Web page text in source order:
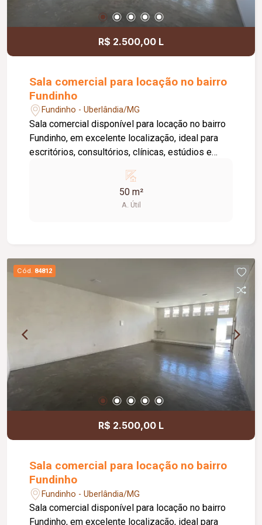
informações e agende uma visita.
R$ 2.500,00 L
Sala comercial para locação no bairro
Fundinho
Fundinho - Uberlândia/MG
Sala comercial disponível para locação no bairro
Fundinho, em excelente localização, ideal para
escritórios, consultórios, clínicas, estúdios e
aproximadamente 50 m², forro em gesso, copa,
ponto de água, interfone e acesso por senha,
oferecendo praticidade e funcionalidade para o
banheiros feminino e masculino com
acessibilidade, controle de acesso facial, água
inclusa no condomínio, zelador e limpeza das
áreas comuns, copa, DML (Depósito de Material
de Limpeza), sistema de ronda, alarme, câmeras
de segurança e internet disponível. Como
diferencial, existe a possibilidade de ampliação
da área da sala, conforme a necessidade do
locatário. Entre em contato para mais
50 m²
A. Útil
Cód. 84812
R$ 2.500,00 L
Sala comercial para locação no bairro
Fundinho
Fundinho - Uberlândia/MG
Sala comercial disponível para locação no bairro
Fundinho, em excelente localização, ideal para